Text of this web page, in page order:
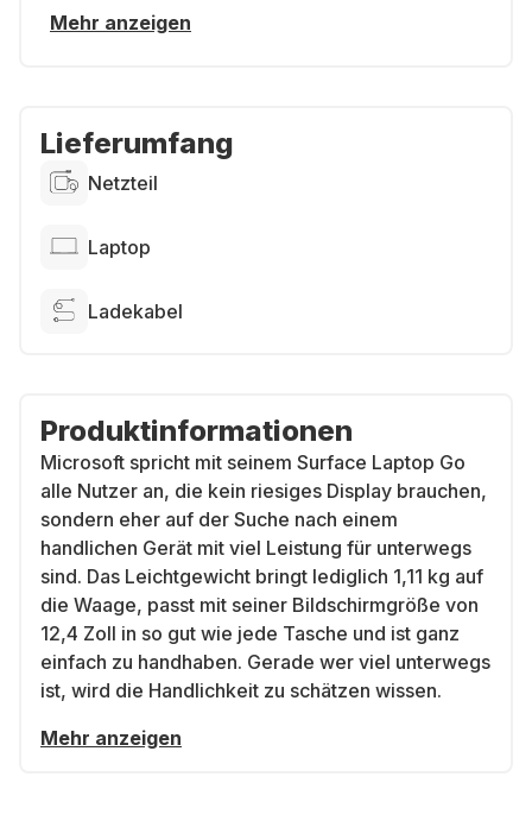
Mehr anzeigen
Lieferumfang
Netzteil
Laptop
Ladekabel
Produktinformationen
Microsoft spricht mit seinem Surface Laptop Go
alle Nutzer an, die kein riesiges Display brauchen,
sondern eher auf der Suche nach einem
handlichen Gerät mit viel Leistung für unterwegs
sind. Das Leichtgewicht bringt lediglich 1,11 kg auf
die Waage, passt mit seiner Bildschirmgröße von
12,4 Zoll in so gut wie jede Tasche und ist ganz
einfach zu handhaben. Gerade wer viel unterwegs
ist, wird die Handlichkeit zu schätzen wissen.
Mehr anzeigen